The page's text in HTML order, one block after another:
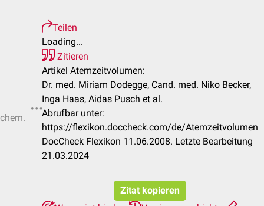
Teilen
Loading...
Zitieren
Artikel Atemzeitvolumen:
Dr. med. Miriam Dodegge, Cand. med. Niko Becker,
Inga Haas, Aidas Pusch et al.
Abrufbar unter:
https://flexikon.doccheck.com/de/Atemzeitvolumen
DocCheck Flexikon 11.06.2008. Letzte Bearbeitung
21.03.2024
Zitat kopieren